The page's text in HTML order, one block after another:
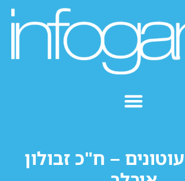
– ח"כ זבולון